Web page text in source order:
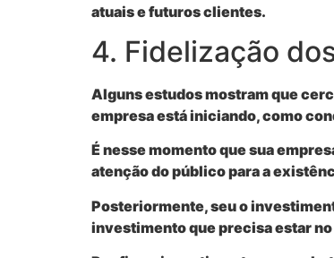
atuais e futuros clientes.
4. Fidelização
Alguns estudos mostram que
empresa está iniciando, como
É nesse momento que sua
atenção do público para a
Posteriormente, seu o
investimento que precisa estar